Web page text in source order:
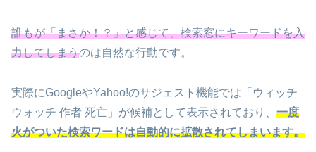
誰もが「まさか！？」と感じて、検索窓にキーワードを入
力してしまうのは自然な行動です。
実際にGoogleやYahoo!のサジェスト機能では「ウィッチ
ウォッチ 作者 死亡」が候補として表示されており、 一度
火がついた検索ワードは自動的に拡散されてしまいます。